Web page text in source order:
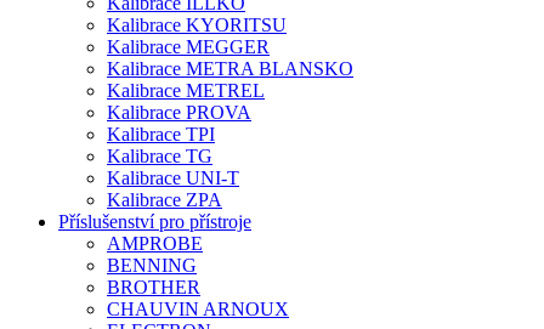
Kalibrace KYORITSU
Kalibrace MEGGER
Kalibrace METRA BLANSKO
Kalibrace METREL
Kalibrace PROVA
Kalibrace TPI
Kalibrace TG
Kalibrace UNI-T
Kalibrace ZPA
Příslušenství pro přístroje
AMPROBE
BENNING
BROTHER
CHAUVIN ARNOUX